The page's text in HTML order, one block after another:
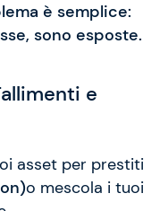
è semplice:
sono esposte.
e
asset per prestiti
o mescola i tuoi